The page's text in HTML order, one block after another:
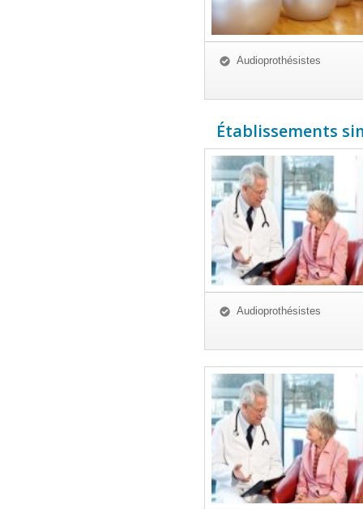
Audioprothésistes
Établissements
Audioprothésistes